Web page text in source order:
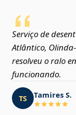
Serviço de
Atlântico,
resolveu o ralo
funcionando.
TS Tamires S.